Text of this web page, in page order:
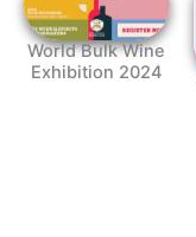
World Bulk Wine
Exhibition 2024